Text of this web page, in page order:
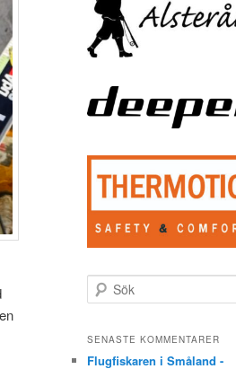
ö
SENASTE KOMMENTARER
Flugfiskaren i Småland -